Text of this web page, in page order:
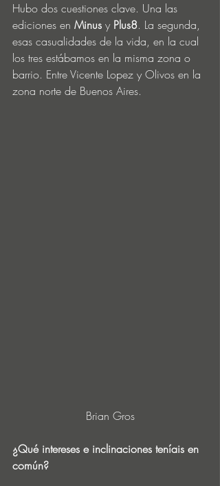
Hubo dos cuestiones clave. Una las
ediciones en Minus y Plus8. La segunda,
esas casualidades de la vida, en la cual
los tres estábamos en la misma zona o
barrio. Entre Vicente Lopez y Olivos en la
zona norte de Buenos Aires.
Brian Gros
¿Qué intereses e inclinaciones teníais en
común?